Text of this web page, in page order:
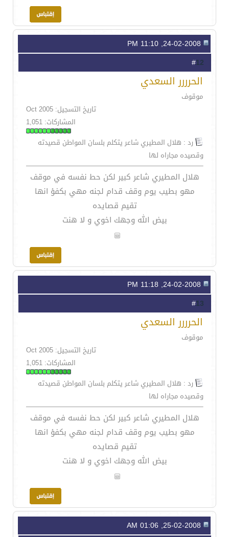
12
الحرررر السعدي
موقوف
تاريخ التسجيل: Oct 2005
المشاركات: 1,051
رد : هلال المطيري شاعر يتكلم بلسان المواطن قصيدته
وقصيده مجاراه لها
هلال المطيري شاعر كبير لكن حط نفسه في موقف
مهو بطيب يوم وقف قدام لجنه مهي بكفؤ انها
تقيم قصايده
بيض الله وجهك اخوي و لا هنت
13
الحرررر السعدي
موقوف
تاريخ التسجيل: Oct 2005
المشاركات: 1,051
رد : هلال المطيري شاعر يتكلم بلسان المواطن قصيدته
وقصيده مجاراه لها
هلال المطيري شاعر كبير لكن حط نفسه في موقف
مهو بطيب يوم وقف قدام لجنه مهي بكفؤ انها
تقيم قصايده
بيض الله وجهك اخوي و لا هنت